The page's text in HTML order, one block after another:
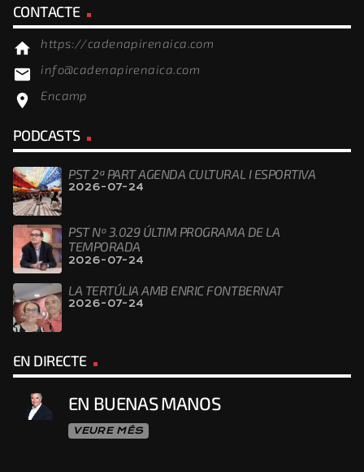
CONTACTE
home https://cadenapirenaica.com
email info@cadenapirenaica.com
location_on Encamp
PODCASTS
PST 2ª PART AGENDA CULTURAL I ESPORTIVA
2026-07-24
PST Nº 3.029 ÚLTIM PROGRAMA DE LA
TEMPORADA
2026-07-24
LA TERTÚLIA AMB ENRIC FONTBERNAT
2026-07-24
EN DIRECTE
EN BUENAS MANOS
VEURE MÉS